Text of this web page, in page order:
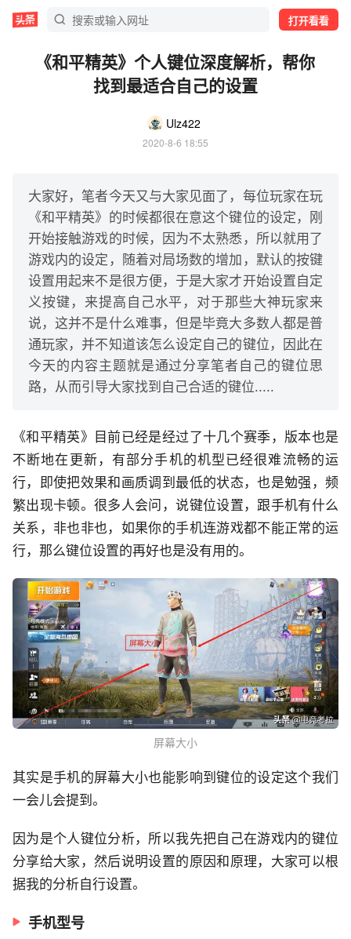
打开看看
《和平精英》个人键位深度解析，帮你
找到最适合自己的设置
Ulz422
2020-8-6 18:55
大家好，笔者今天又与大家见面了，每位玩家在玩
《和平精英》的时候都很在意这个键位的设定，刚
开始接触游戏的时候，因为不太熟悉，所以就用了
游戏内的设定，随着对局场数的增加，默认的按键
设置用起来不是很方便，于是大家才开始设置自定
义按键，来提高自己水平，对于那些大神玩家来
说，这并不是什么难事，但是毕竟大多数人都是普
通玩家，并不知道该怎么设定自己的键位，因此在
今天的内容主题就是通过分享笔者自己的键位思
路，从而引导大家找到自己合适的键位.....
《和平精英》目前已经是经过了十几个赛季，版本也是
不断地在更新，有部分手机的机型已经很难流畅的运
行，即使把效果和画质调到最低的状态，也是勉强，频
繁出现卡顿。很多人会问，说键位设置，跟手机有什么
关系，非也非也，如果你的手机连游戏都不能正常的运
行，那么键位设置的再好也是没有用的。
屏幕大小
其实是手机的屏幕大小也能影响到键位的设定这个我们
一会儿会提到。
因为是个人键位分析，所以我先把自己在游戏内的键位
分享给大家，然后说明设置的原因和原理，大家可以根
据我的分析自行设置。
手机型号